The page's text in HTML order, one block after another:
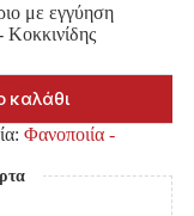
με εγγύηση
Κοκκινίδης
καλάθι
Φανοποιία -